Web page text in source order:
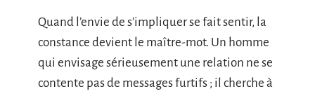
Quand l’envie de s’impliquer se fait sentir, la
constance devient le maître-mot. Un homme
qui envisage sérieusement une relation ne se
contente pas de messages furtifs ; il cherche à